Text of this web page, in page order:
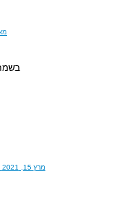
בשמחה
מרץ 15, 2021 ב 22:32